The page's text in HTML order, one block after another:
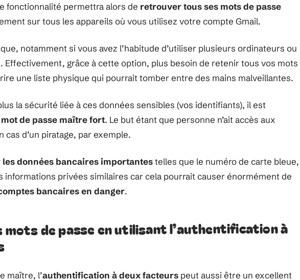
fonctionnalité permettra alors de retrouver tous ses mots de passe
sur tous les appareils où vous utilisez votre compte Gmail.
notamment si vous avez l’habitude d’utiliser plusieurs ordinateurs ou
grâce à cette option, plus besoin de retenir tous vos mots
une liste physique qui pourrait tomber entre des mains malveillantes.
la sécurité liée à ces données sensibles (vos identifiants), il est
mot de passe maître fort. Le but étant que personne n’ait accès aux
cas d’un piratage, par exemple.
données bancaires importantestelles que le numéro de carte bleue,
informations privées similaires car cela pourrait causer énormément de
bancaires en danger.
de passe en utilisant l’authentification à
maître, l’authentification à deux facteurs peut aussi être un excellent